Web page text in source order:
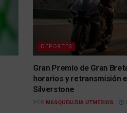
DEPORTES
Gran Premio de Gran
horarios y retransmisión
Silverstone
POR MASQUEALDIA UTMEDIOS